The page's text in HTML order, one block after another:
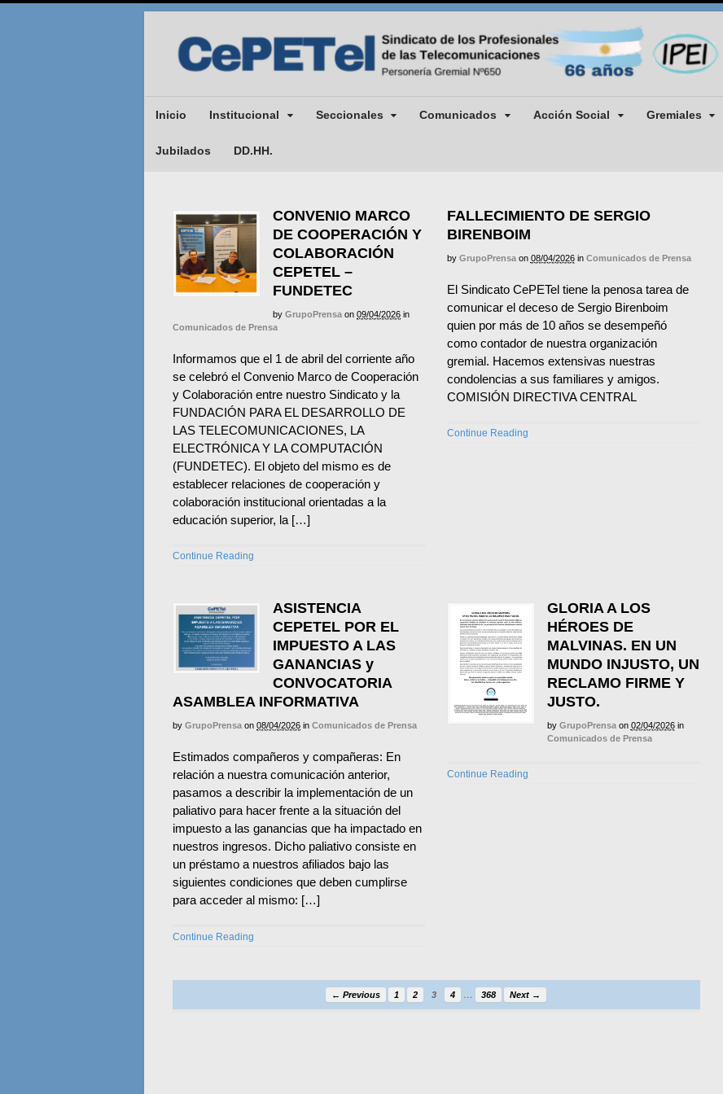
Inicio Institucional Seccionales Comunicados Acción Social Gremiales
Jubilados DD.HH.
CONVENIO MARCO
DE COOPERACIÓN Y
COLABORACIÓN
CEPETEL –
FUNDETEC
by GrupoPrensa on 09/04/2026 in
Comunicados de Prensa
Informamos que el 1 de abril del corriente año
se celebró el Convenio Marco de Cooperación
y Colaboración entre nuestro Sindicato y la
FUNDACIÓN PARA EL DESARROLLO DE
LAS TELECOMUNICACIONES, LA
ELECTRÓNICA Y LA COMPUTACIÓN
(FUNDETEC). El objeto del mismo es de
establecer relaciones de cooperación y
colaboración institucional orientadas a la
educación superior, la […]
Continue Reading
FALLECIMIENTO DE SERGIO
BIRENBOIM
by GrupoPrensa on 08/04/2026 in Comunicados de Prensa
El Sindicato CePETel tiene la penosa tarea de
comunicar el deceso de Sergio Birenboim
quien por más de 10 años se desempeñó
como contador de nuestra organización
gremial. Hacemos extensivas nuestras
condolencias a sus familiares y amigos.
COMISIÓN DIRECTIVA CENTRAL
Continue Reading
ASISTENCIA
CEPETEL POR EL
IMPUESTO A LAS
GANANCIAS y
CONVOCATORIA
ASAMBLEA INFORMATIVA
by GrupoPrensa on 08/04/2026 in Comunicados de Prensa
Estimados compañeros y compañeras: En
relación a nuestra comunicación anterior,
pasamos a describir la implementación de un
paliativo para hacer frente a la situación del
impuesto a las ganancias que ha impactado en
nuestros ingresos. Dicho paliativo consiste en
un préstamo a nuestros afiliados bajo las
siguientes condiciones que deben cumplirse
para acceder al mismo: […]
Continue Reading
GLORIA A LOS
HÉROES DE
MALVINAS. EN UN
MUNDO INJUSTO, UN
RECLAMO FIRME Y
JUSTO.
by GrupoPrensa on 02/04/2026 in
Comunicados de Prensa
Continue Reading
← Previous 1 2 3 4 … 368 Next →